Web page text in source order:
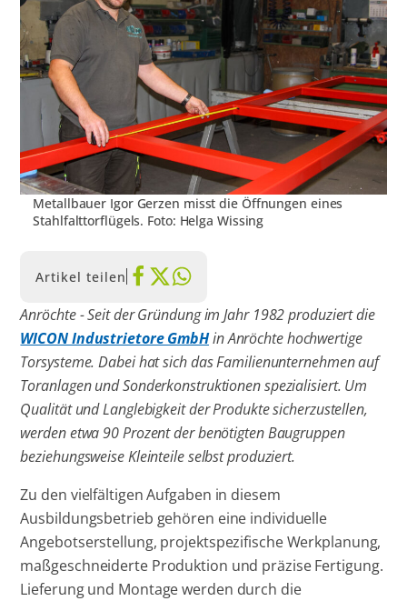
Metallbauer Igor Gerzen misst die Öffnungen eines
Stahlfalttorflügels. Foto: Helga Wissing
Artikel teilen
Anröchte - Seit der Gründung im Jahr 1982 produziert die
WICON Industrietore GmbHin Anröchte hochwertige
Torsysteme. Dabei hat sich das Familienunternehmen auf
Toranlagen und Sonderkonstruktionen spezialisiert. Um
Qualität und Langlebigkeit der Produkte sicherzustellen,
werden etwa 90 Prozent der benötigten Baugruppen
beziehungsweise Kleinteile selbst produziert.
Zu den vielfältigen Aufgaben in diesem
Ausbildungsbetrieb gehören eine individuelle
Angebotserstellung, projektspezifische Werkplanung,
maßgeschneiderte Produktion und präzise Fertigung.
Lieferung und Montage werden durch die